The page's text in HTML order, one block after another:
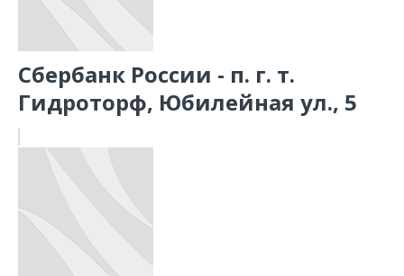
Сбербанк России - п. г. т.
Гидроторф, Юбилейная ул., 5